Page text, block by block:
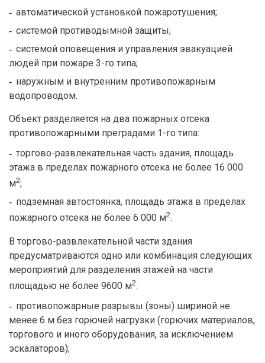
автоматической установкой пожаротушения;
системой противодымной защиты;
системой оповещения и управления эвакуацией
людей при пожаре 3-го типа;
наружным и внутренним противопожарным
водопроводом.
Объект разделяется на два пожарных отсека
противопожарными преградами 1-го типа:
торгово-развлекательная часть здания, площадь
этажа в пределах пожарного отсека не более 16 000
м2;
подземная автостоянка, площадь этажа в пределах
пожарного отсека не более 6 000 м2.
В торгово-развлекательной части здания
предусматриваются одно или комбинация следующих
мероприятий для разделения этажей на части
площадью не более 9600 м2:
противопожарные разрывы (зоны) шириной не
менее 6 м без горючей нагрузки (горючих материалов,
торгового и иного оборудования, за исключением
эскалаторов);